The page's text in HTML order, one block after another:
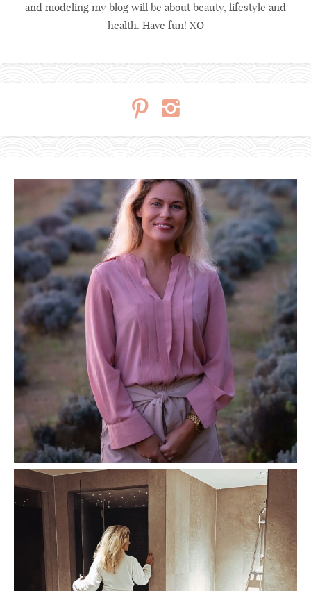
and modeling my blog will be about beauty, lifestyle and
health. Have fun! XO